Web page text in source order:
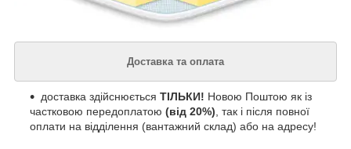
Доставка та оплата
доставка здійснюється ТІЛЬКИ! Новою Поштою як із
частковою передоплатою (від 20%) , так і після повної
оплати на відділення (вантажний склад) або на адресу!